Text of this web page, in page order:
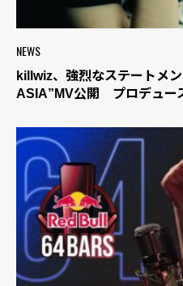
NEWS
killwiz、強烈なステートメ
ASIA”MV公開 プロデュー